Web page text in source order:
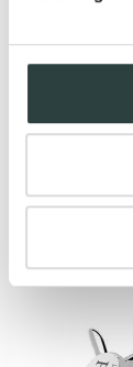
Monomando
142,30€